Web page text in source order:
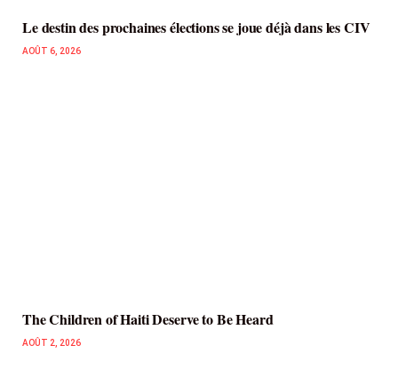
Le destin des prochaines élections se joue déjà dans les CIV
AOÛT 6, 2026
The Children of Haiti Deserve to Be Heard
AOÛT 2, 2026